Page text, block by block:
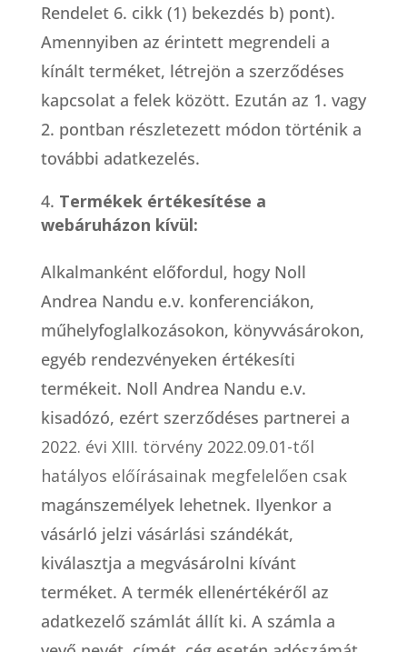
Rendelet 6. cikk (1) bekezdés b) pont).
Amennyiben az érintett megrendeli a
kínált terméket, létrejön a szerződéses
kapcsolat a felek között. Ezután az 1. vagy
2. pontban részletezett módon történik a
további adatkezelés.
Termékek értékesítése a
webáruházon kívül:
Alkalmanként előfordul, hogy Noll
Andrea Nandu e.v. konferenciákon,
műhelyfoglalkozásokon, könyvvásárokon,
egyéb rendezvényeken értékesíti
termékeit. Noll Andrea Nandu e.v.
kisadózó, ezért szerződéses partnerei a
2022. évi XIII. törvény 2022.09.01-től
hatályos előírásainak megfelelően csak
magánszemélyek lehetnek. Ilyenkor a
vásárló jelzi vásárlási szándékát,
kiválasztja a megvásárolni kívánt
terméket. A termék ellenértékéről az
adatkezelő számlát állít ki. A számla a